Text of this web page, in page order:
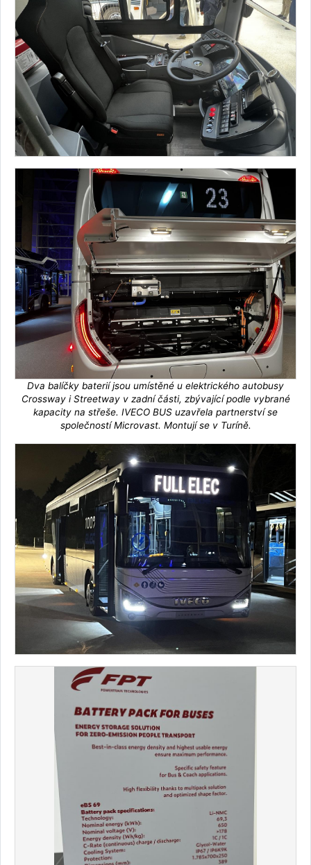
Dva balíčky baterií jsou umístěné u elektrického autobusy
Crossway i Streetway v zadní části, zbývající podle vybrané
kapacity na střeše. IVECO BUS uzavřela partnerství se
společností Microvast. Montují se v Turíně.